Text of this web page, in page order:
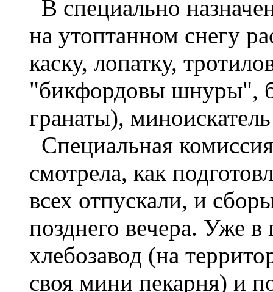
В специально
на утоптанном снегу
каску, лопатку,
"бикфордовы шнуры",
гранаты),
Специальная
смотрела, как
всех отпускали, и
позднего вечера. Уже
хлебозавод (на
своя мини пекарня) и